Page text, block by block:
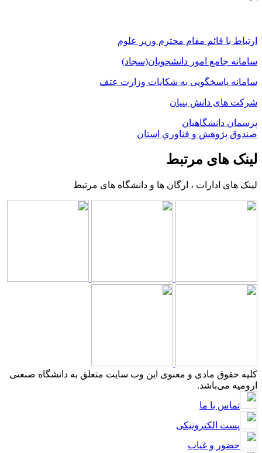
ارتباط با قائم مقام محترم وزیر علوم
سامانه جامع امور دانشجویان(سجاد)
سامانه پاسخگویی به شکایات وزارت عتف
شرکت های دانش بنیان
پرسمان دانشگاهیان
صندوق پژوهش و فناوري استان
لینک های مرتبط
لینک های ادارات ، ارگان ها و دانشگاه های مرتبط
کلیه حقوق مادی و معنوی این وب سایت متعلق به دانشگاه صنعتی
ارومیه می‌باشد.
تماس با ما
پست الکترونیکی
حضور و غیاب